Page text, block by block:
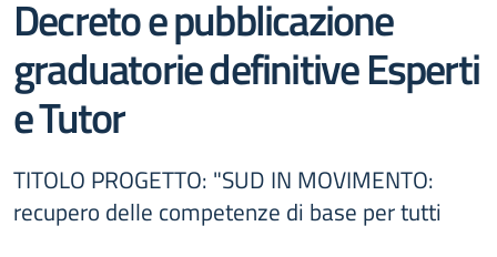
Decreto e pubblicazione
graduatorie definitive Esperti
e Tutor
TITOLO PROGETTO: "SUD IN MOVIMENTO:
recupero delle competenze di base per tutti